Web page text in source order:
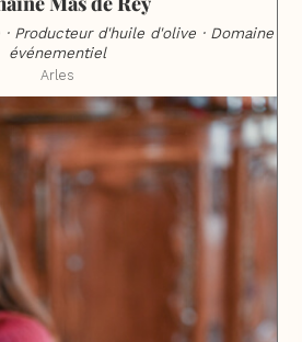
· Producteur d'huile d'olive · Domaine
événementiel
Arles